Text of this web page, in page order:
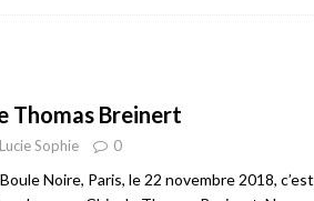
Thomas Breinert
Lucie Sophie 0
Noire, Paris, le 22 novembre 2018, c’est